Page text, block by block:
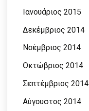
Ιανουάριος 2015
Δεκέμβριος 2014
Νοέμβριος 2014
Οκτώβριος 2014
Σεπτέμβριος 2014
Αύγουστος 2014